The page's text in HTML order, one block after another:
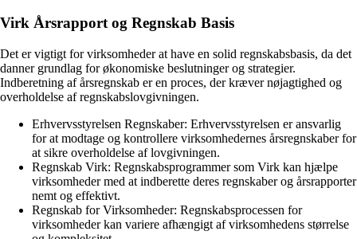
Virk Årsrapport og Regnskab Basis
Det er vigtigt for virksomheder at have en solid regnskabsbasis, da det
danner grundlag for økonomiske beslutninger og strategier.
Indberetning af årsregnskab er en proces, der kræver nøjagtighed og
overholdelse af regnskabslovgivningen.
Erhvervsstyrelsen Regnskaber: Erhvervsstyrelsen er ansvarlig
for at modtage og kontrollere virksomhedernes årsregnskaber for
at sikre overholdelse af lovgivningen.
Regnskab Virk: Regnskabsprogrammer som Virk kan hjælpe
virksomheder med at indberette deres regnskaber og årsrapporter
nemt og effektivt.
Regnskab for Virksomheder: Regnskabsprocessen for
virksomheder kan variere afhængigt af virksomhedens størrelse